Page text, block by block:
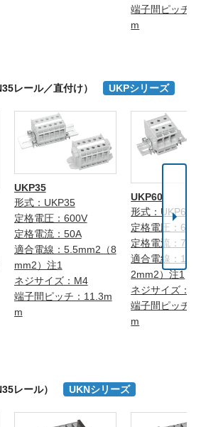
端子間ピッチ
m
レール／直付け） UKPシリーズ
UKP35
形式：UKP35
定格電圧：600V
定格電流：50A
適合電線：5.5mm2（8
mm2）注1
ネジサイズ：M4
端子間ピッチ：11.3m
m
UKP60
形式：UKP60
定格電圧：
定格電流：70A
適合電線：
2mm2）注1
ネジサイズ：
端子間ピッチ
m
レール） UKNシリーズ